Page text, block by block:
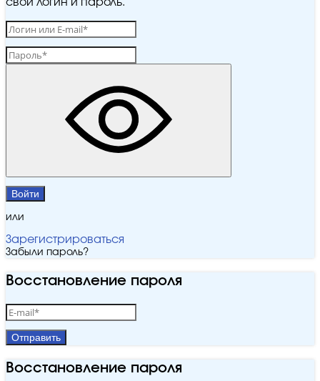
свой логин и пароль.
Войти
или
Зарегистрироваться
Забыли пароль?
Восстановление пароля
Отправить
Восстановление пароля